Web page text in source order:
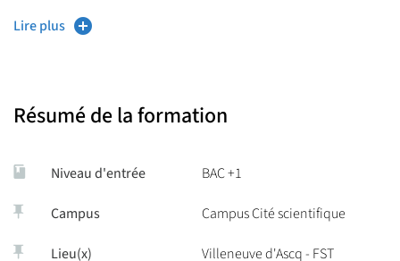
anglais ; une grande variété de poursuites d’études.
Lire plus
Résumé de la formation
Niveau d'entrée BAC +1
Campus Campus Cité scientifique
Lieu(x) Villeneuve d'Ascq - FST